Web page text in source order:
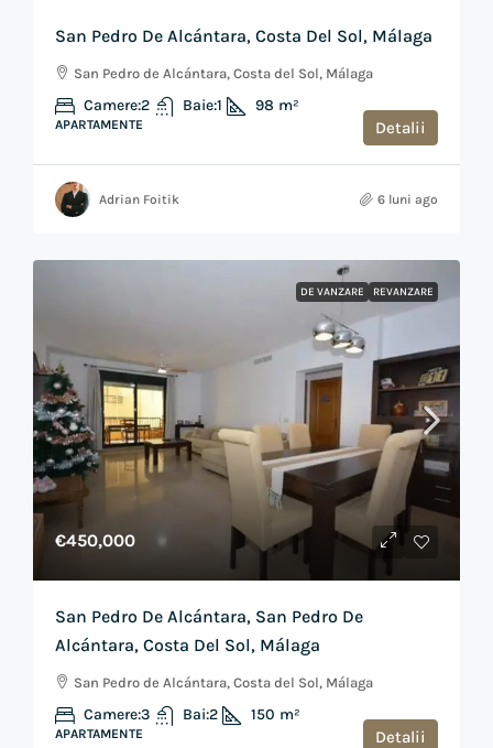
San Pedro De Alcántara, Costa Del Sol, Málaga
San Pedro de Alcántara, Costa del Sol, Málaga
Camere:2 Baie:1 98 m²
APARTAMENTE Detalii
Adrian Foitik 6 luni ago
DE VANZARE REVANZARE
€450,000
San Pedro De Alcántara, San Pedro De
Alcántara, Costa Del Sol, Málaga
San Pedro de Alcántara, Costa del Sol, Málaga
Camere:3 Bai:2 150 m²
APARTAMENTE Detalii